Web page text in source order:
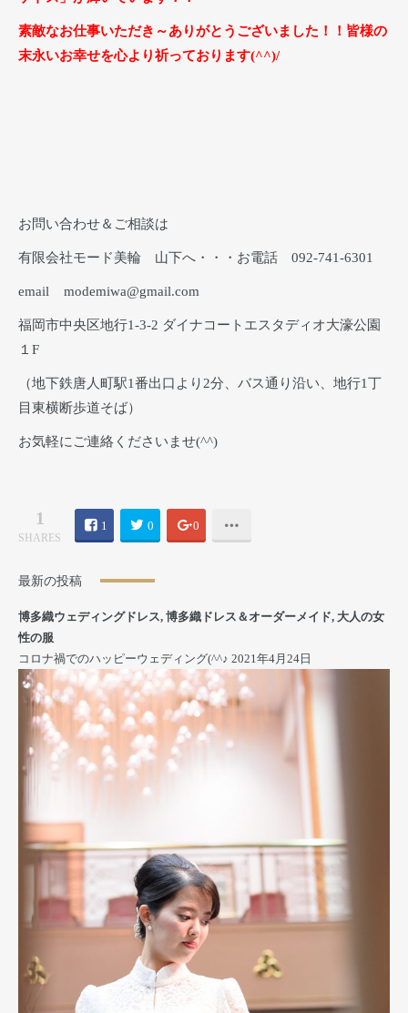
素敵なお仕事いただき～ありがとうございました！！皆様の
末永いお幸せを心より祈っております(^^)/
お問い合わせ＆ご相談は
有限会社モード美輪 山下へ・・・お電話 092-741-6301
email modemiwa@gmail.com
福岡市中央区地行1-3-2 ダイナコートエスタディオ大濠公園
１F
（地下鉄唐人町駅1番出口より2分、バス通り沿い、地行1丁
目東横断歩道そば）
お気軽にご連絡くださいませ(^^)
1
SHARES
1 0 0
最新の投稿
博多織ウェディングドレス, 博多織ドレス＆オーダーメイド, 大人の女
性の服
コロナ禍でのハッピーウェディング(^^♪ 2021年4月24日